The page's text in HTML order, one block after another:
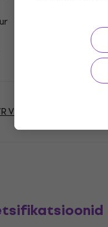
Vinüülplaadid